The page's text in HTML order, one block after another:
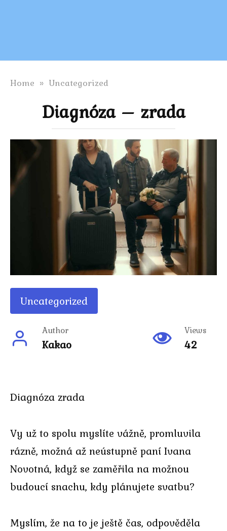
Home » Uncategorized
Diagnóza – zrada
Uncategorized
Author
Kakao
Views
42
Diagnóza zrada
Vy už to spolu myslíte vážně, promluvila
rázně, možná až neústupně paní Ivana
Novotná, když se zaměřila na možnou
budoucí snachu, kdy plánujete svatbu?
Myslím, že na to je ještě čas, odpověděla